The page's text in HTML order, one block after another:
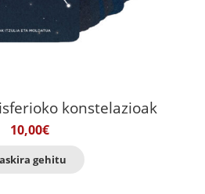
konstelazioak
10,00€
gehitu